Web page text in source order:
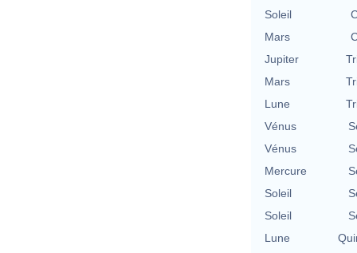
Soleil
Mars
Jupiter
Mars
Lune
Vénus
Vénus
Mercure
Soleil
Soleil
Lune